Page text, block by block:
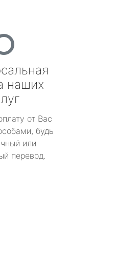
наших
от Вас
будь
или
перевод.